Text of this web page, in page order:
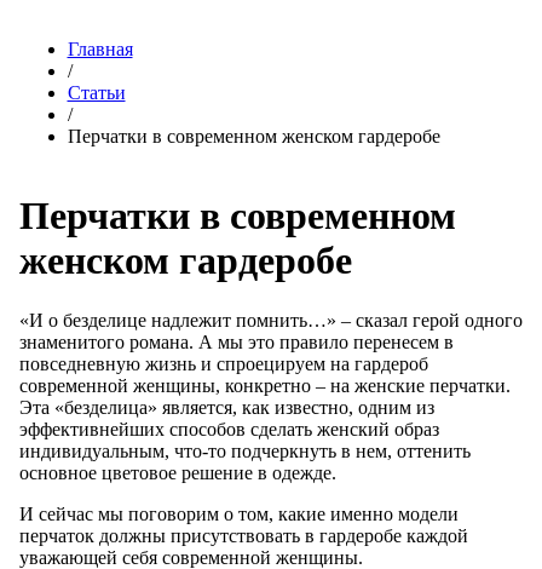
Главная
/
Статьи
/
Перчатки в современном женском гардеробе
Перчатки в современном
женском гардеробе
«И о безделице надлежит помнить…» – сказал герой одного
знаменитого романа. А мы это правило перенесем в
повседневную жизнь и спроецируем на гардероб
современной женщины, конкретно – на женские перчатки.
Эта «безделица» является, как известно, одним из
эффективнейших способов сделать женский образ
индивидуальным, что-то подчеркнуть в нем, оттенить
основное цветовое решение в одежде.
И сейчас мы поговорим о том, какие именно модели
перчаток должны присутствовать в гардеробе каждой
уважающей себя современной женщины.